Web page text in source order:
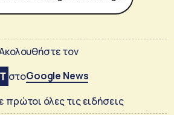
τον
στοGoogle News
πρώτοι όλες τις ειδήσεις